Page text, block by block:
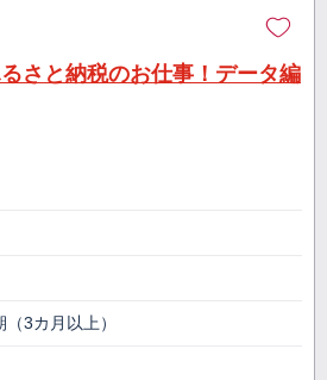
さと納税のお仕事！データ編
3カ月以上）